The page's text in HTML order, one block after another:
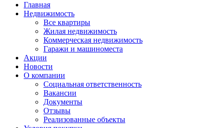
Главная
Недвижимость
Все квартиры
Жилая недвижимость
Коммерческая недвижимость
Гаражи и машиноместа
Акции
Новости
О компании
Социальная ответственность
Вакансии
Документы
Отзывы
Реализованные объекты